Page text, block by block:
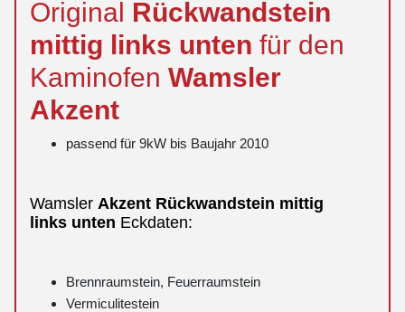
Original Rückwandstein
mittig links unten für den
Kaminofen Wamsler
Akzent
passend für 9kW bis Baujahr 2010
Wamsler Akzent Rückwandstein mittig
links unten Eckdaten:
Brennraumstein, Feuerraumstein
Vermiculitestein